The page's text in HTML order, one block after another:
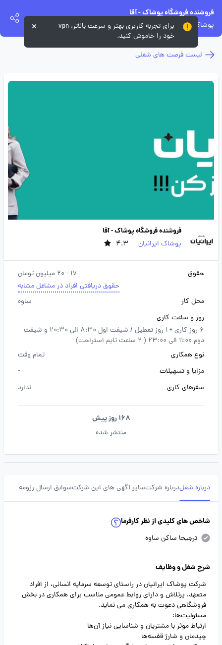
فروشنده فروشگاه پوشاک - آقا
پوشاک ایرانیان
لیست فرصت های شغلی
فروشنده فروشگاه پوشاک - آقا
پوشاک ایرانیان
4.3
حقوق
17 - 20 میلیون تومان
حقوق دریافتی افراد در مشاغل مشابه
محل کار
ساوه
روز و ساعت کاری
6 روز کاری + 1 روز تعطیل / شیفت اول 8:30 الی 20:30 و شیفت
دوم 11:00 الی 23:00 ( 2 ساعت تایم استراحت)
نوع همکاری
تمام وقت
مزایا و تسهیلات
-
سفرهای کاری
ندارد
168 روز پیش
منتشر شده
درباره شغلدرباره شرکتسایر آگهی های این شرکتسوابق ارسال رزومه
شاخص های کلیدی از نظر کارفرما
ترجیحا ساکن ساوه
شرح شغل و وظایف
شرکت پوشاک ایرانیان در راستای توسعه سرمایه انسانی، از افراد
متعهد، پرتلاش و دارای روابط عمومی مناسب برای همکاری در بخش
فروشگاهی دعوت به همکاری می نماید.
مسئولیت‌ها:
ارتباط موثر با مشتریان و شناسایی نیاز آن‌ها
چیدمان و شارژ قفسه‌ها
برای تجربه کاربری بهتر و سرعت بالاتر، vpn
خود را خاموش کنید.